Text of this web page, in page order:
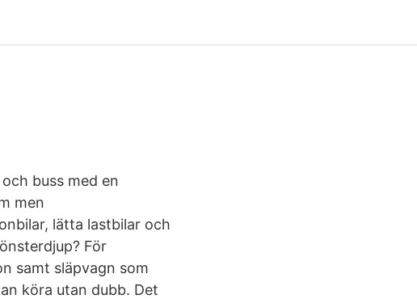
buss med en
men
lätta lastbilar och
För
samt släpvagn som
köra utan dubb. Det